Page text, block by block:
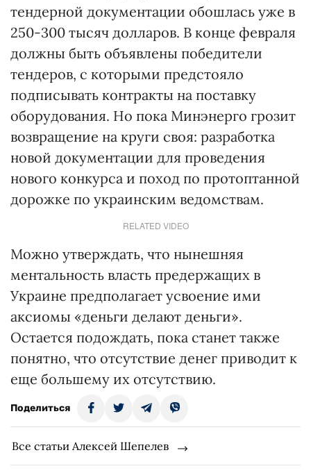
тендерной документации обошлась уже в
250-300 тысяч долларов. В конце февраля
должны быть объявлены победители
тендеров, с которыми предстояло
подписывать контракты на поставку
оборудования. Но пока Минэнерго грозит
возвращение на круги своя: разработка
новой документации для проведения
нового конкурса и поход по протоптанной
дорожке по украинским ведомствам.
RELATED VIDEO
Можно утверждать, что нынешняя
ментальность власть предержащих в
Украине предполагает усвоение ими
аксиомы «деньги делают деньги».
Остается подождать, пока станет также
понятно, что отсутствие денег приводит к
еще большему их отсутствию.
Поделиться
Все статьи Алексей Шепелев